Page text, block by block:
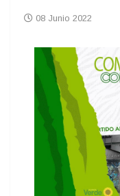
08 Junio 2022